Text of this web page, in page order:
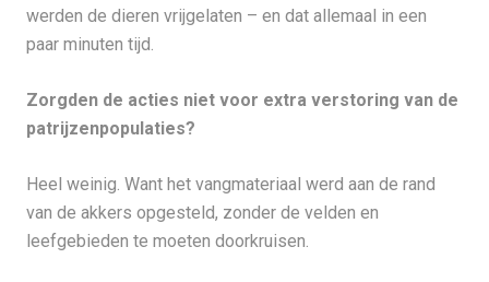
werden de dieren vrijgelaten – en dat allemaal in een
paar minuten tijd.
Zorgden de acties niet voor extra verstoring van de
patrijzenpopulaties?
Heel weinig. Want het vangmateriaal werd aan de rand
van de akkers opgesteld, zonder de velden en
leefgebieden te moeten doorkruisen.